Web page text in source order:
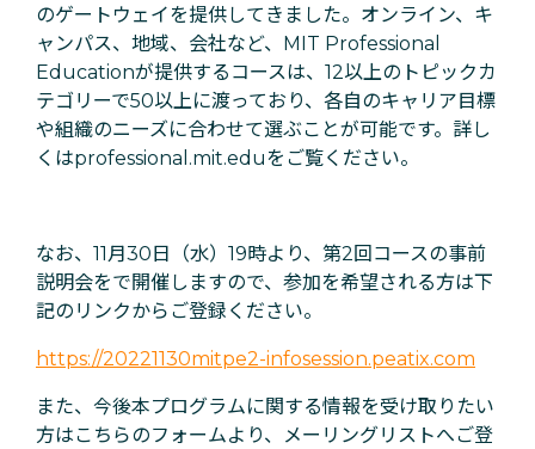
のゲートウェイを提供してきました。オンライン、キ
ャンパス、地域、会社など、MIT Professional
Educationが提供するコースは、12以上のトピックカ
テゴリーで50以上に渡っており、各自のキャリア目標
や組織のニーズに合わせて選ぶことが可能です。詳し
くはprofessional.mit.eduをご覧ください。
なお、11月30日（水）19時より、第2回コースの事前
説明会をで開催しますので、参加を希望される方は下
記のリンクからご登録ください。
https://20221130mitpe2-infosession.peatix.com
また、今後本プログラムに関する情報を受け取りたい
方はこちらのフォームより、メーリングリストへご登